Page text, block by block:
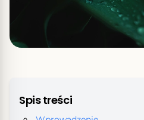
Spis treści